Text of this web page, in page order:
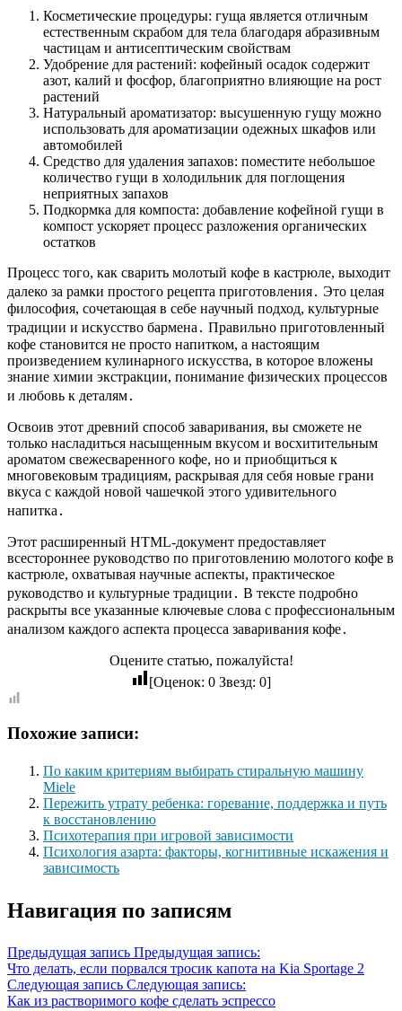
Косметические процедуры: гуща является отличным
естественным скрабом для тела благодаря абразивным
частицам и антисептическим свойствам
Удобрение для растений: кофейный осадок содержит
азот, калий и фосфор, благоприятно влияющие на рост
растений
Натуральный ароматизатор: высушенную гущу можно
использовать для ароматизации одежных шкафов или
автомобилей
Средство для удаления запахов: поместите небольшое
количество гущи в холодильник для поглощения
неприятных запахов
Подкормка для компоста: добавление кофейной гущи в
компост ускоряет процесс разложения органических
остатков
Процесс того, как сварить молотый кофе в кастрюле, выходит
далеко за рамки простого рецепта приготовления․ Это целая
философия, сочетающая в себе научный подход, культурные
традиции и искусство бармена․ Правильно приготовленный
кофе становится не просто напитком, а настоящим
произведением кулинарного искусства, в которое вложены
знание химии экстракции, понимание физических процессов
и любовь к деталям․
Освоив этот древний способ заваривания, вы сможете не
только насладиться насыщенным вкусом и восхитительным
ароматом свежесваренного кофе, но и приобщиться к
многовековым традициям, раскрывая для себя новые грани
вкуса с каждой новой чашечкой этого удивительного
напитка․
Этот расширенный HTML-документ предоставляет
всестороннее руководство по приготовлению молотого кофе в
кастрюле, охватывая научные аспекты, практическое
руководство и культурные традиции․ В тексте подробно
раскрыты все указанные ключевые слова с профессиональным
анализом каждого аспекта процесса заваривания кофе․
Оцените статью, пожалуйста!
[Оценок: 0 Звезд: 0]
Похожие записи:
По каким критериям выбирать стиральную машину
Miele
Пережить утрату ребенка: горевание, поддержка и путь
к восстановлению
Психотерапия при игровой зависимости
Психология азарта: факторы, когнитивные искажения и
зависимость
Навигация по записям
Предыдущая запись Предыдущая запись:
Что делать, если порвался тросик капота на Kia Sportage 2
Следующая запись Следующая запись:
Как из растворимого кофе сделать эспрессо